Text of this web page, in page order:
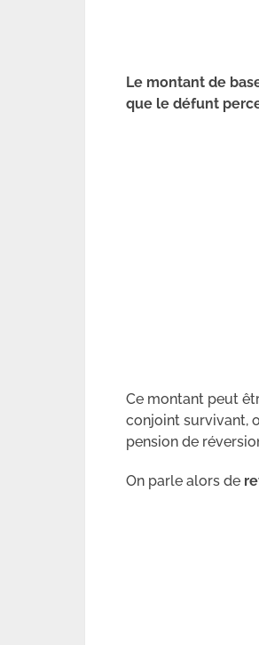
Le montant de
que le défunt
Ce montant peut
conjoint survivant,
pension de
On parle alors de